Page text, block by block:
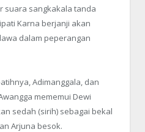
suara sangkakala tanda
Karna berjanji akan
dalam peperangan
Adimanggala, dan
mememui Dewi
sedah (sirih) sebagai bekal
Arjuna besok.